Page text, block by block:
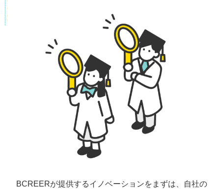
BCREERが提供するイノベーションをまずは、自社の